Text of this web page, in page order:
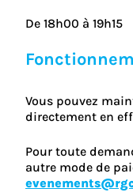
De 18h00 à 19h15
Vous pouvez
directement en
Pour toute
autre mode de